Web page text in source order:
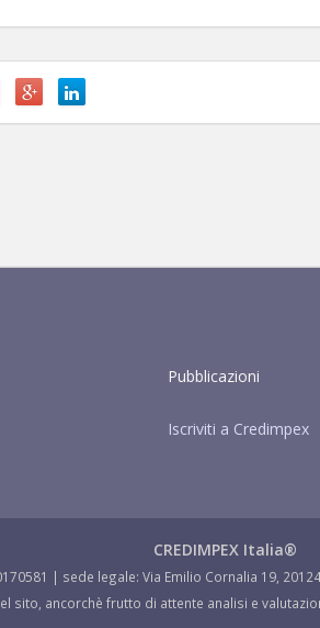
Pubblicazioni
Iscriviti a Credimpex
CREDIMPEX Italia®
| sede legale: Via Emilio Cornalia 19,
sito, ancorchè frutto di attente analisi e